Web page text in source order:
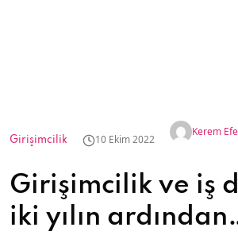
Girişimcilik 10 Ekim 2022
Kerem
Girişimcilik ve iş
iki yılın ardından